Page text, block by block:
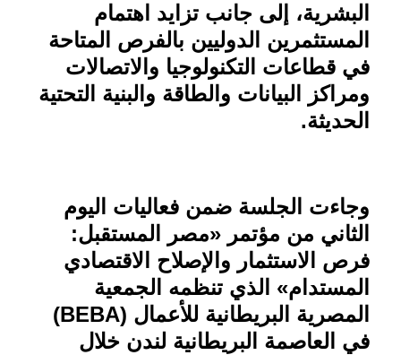
البشرية، إلى جانب تزايد اهتمام
المستثمرين الدوليين بالفرص المتاحة
في قطاعات التكنولوجيا والاتصالات
ومراكز البيانات والطاقة والبنية التحتية
الحديثة.
وجاءت الجلسة ضمن فعاليات اليوم
الثاني من مؤتمر «مصر المستقبل:
فرص الاستثمار والإصلاح الاقتصادي
المستدام» الذي تنظمه الجمعية
المصرية البريطانية للأعمال (BEBA)
في العاصمة البريطانية لندن خلال